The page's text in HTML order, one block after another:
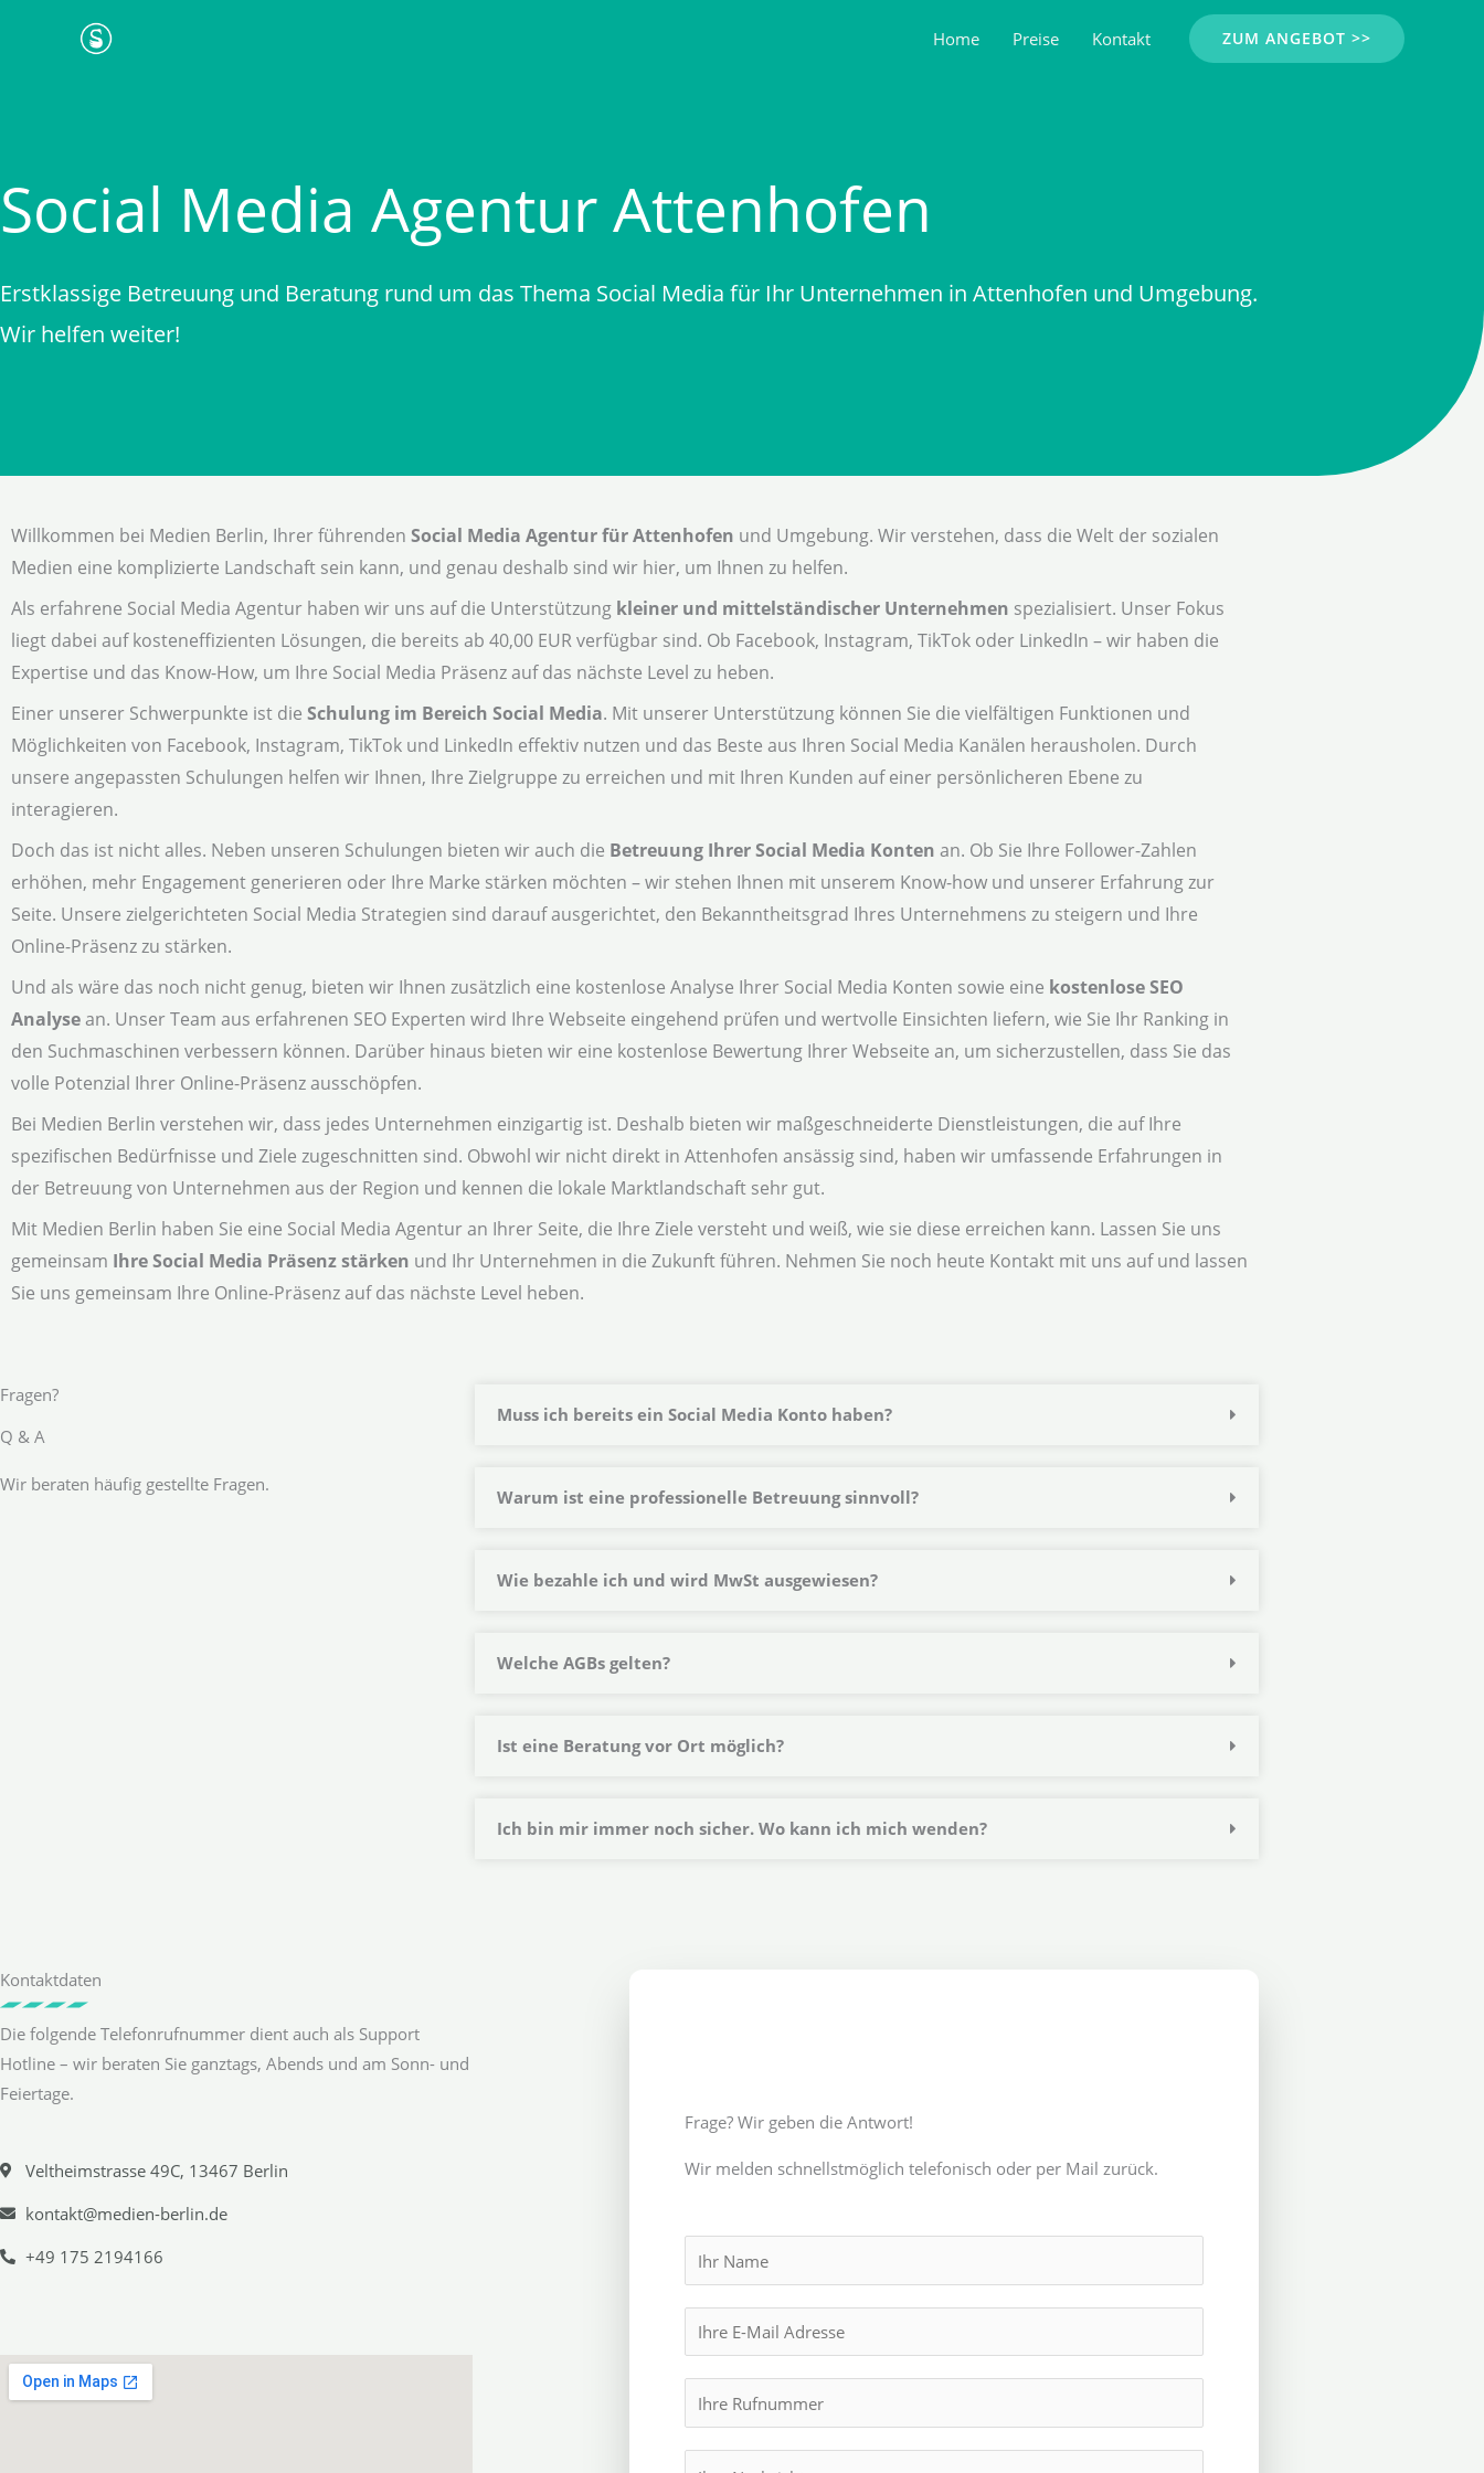
Home Preise Kontakt ZUM ANGEBOT >>
Social Media Agentur Attenhofen
Erstklassige Betreuung und Beratung rund um das Thema Social Media für Ihr Unternehmen in Attenhofen und Umgebung.
Wir helfen weiter!
Willkommen bei Medien Berlin, Ihrer führenden Social Media Agentur für Attenhofen und Umgebung. Wir verstehen, dass die Welt der sozialen
Medien eine komplizierte Landschaft sein kann, und genau deshalb sind wir hier, um Ihnen zu helfen.
Als erfahrene Social Media Agentur haben wir uns auf die Unterstützung kleiner und mittelständischer Unternehmen spezialisiert. Unser Fokus
liegt dabei auf kosteneffizienten Lösungen, die bereits ab 40,00 EUR verfügbar sind. Ob Facebook, Instagram, TikTok oder LinkedIn – wir haben die
Expertise und das Know-How, um Ihre Social Media Präsenz auf das nächste Level zu heben.
Einer unserer Schwerpunkte ist die Schulung im Bereich Social Media. Mit unserer Unterstützung können Sie die vielfältigen Funktionen und
Möglichkeiten von Facebook, Instagram, TikTok und LinkedIn effektiv nutzen und das Beste aus Ihren Social Media Kanälen herausholen. Durch
unsere angepassten Schulungen helfen wir Ihnen, Ihre Zielgruppe zu erreichen und mit Ihren Kunden auf einer persönlicheren Ebene zu
interagieren.
Doch das ist nicht alles. Neben unseren Schulungen bieten wir auch die Betreuung Ihrer Social Media Konten an. Ob Sie Ihre Follower-Zahlen
erhöhen, mehr Engagement generieren oder Ihre Marke stärken möchten – wir stehen Ihnen mit unserem Know-how und unserer Erfahrung zur
Seite. Unsere zielgerichteten Social Media Strategien sind darauf ausgerichtet, den Bekanntheitsgrad Ihres Unternehmens zu steigern und Ihre
Online-Präsenz zu stärken.
Und als wäre das noch nicht genug, bieten wir Ihnen zusätzlich eine kostenlose Analyse Ihrer Social Media Konten sowie eine kostenlose SEO
Analysean. Unser Team aus erfahrenen SEO Experten wird Ihre Webseite eingehend prüfen und wertvolle Einsichten liefern, wie Sie Ihr Ranking in
den Suchmaschinen verbessern können. Darüber hinaus bieten wir eine kostenlose Bewertung Ihrer Webseite an, um sicherzustellen, dass Sie das
volle Potenzial Ihrer Online-Präsenz ausschöpfen.
Bei Medien Berlin verstehen wir, dass jedes Unternehmen einzigartig ist. Deshalb bieten wir maßgeschneiderte Dienstleistungen, die auf Ihre
spezifischen Bedürfnisse und Ziele zugeschnitten sind. Obwohl wir nicht direkt in Attenhofen ansässig sind, haben wir umfassende Erfahrungen in
der Betreuung von Unternehmen aus der Region und kennen die lokale Marktlandschaft sehr gut.
Mit Medien Berlin haben Sie eine Social Media Agentur an Ihrer Seite, die Ihre Ziele versteht und weiß, wie sie diese erreichen kann. Lassen Sie uns
gemeinsam Ihre Social Media Präsenz stärken und Ihr Unternehmen in die Zukunft führen. Nehmen Sie noch heute Kontakt mit uns auf und lassen
Sie uns gemeinsam Ihre Online-Präsenz auf das nächste Level heben.
Fragen?
Q & A
Wir beraten häufig gestellte Fragen.
Muss ich bereits ein Social Media Konto haben?
Warum ist eine professionelle Betreuung sinnvoll?
Wie bezahle ich und wird MwSt ausgewiesen?
Welche AGBs gelten?
Ist eine Beratung vor Ort möglich?
Ich bin mir immer noch sicher. Wo kann ich mich wenden?
Kontaktdaten
Die folgende Telefonrufnummer dient auch als Support
Hotline – wir beraten Sie ganztags, Abends und am Sonn- und
Feiertage.
Veltheimstrasse 49C, 13467 Berlin
kontakt@medien-berlin.de
+49 175 2194166
Frage? Wir geben die Antwort!
Wir melden schnellstmöglich telefonisch oder per Mail zurück.
a
m
m
a
h
r